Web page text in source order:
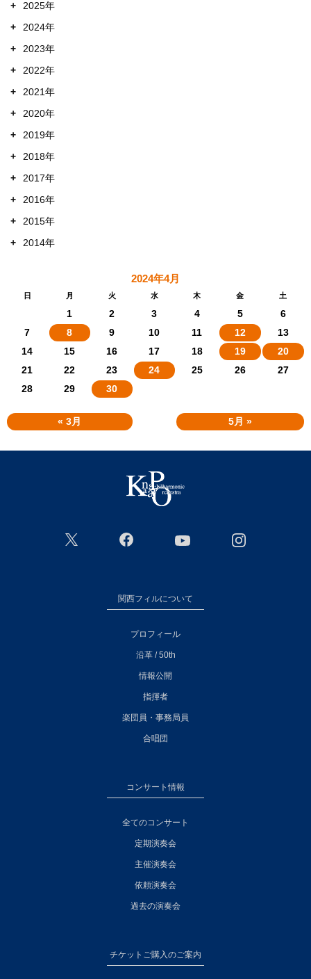
+
2025年
+
2024年
+
2023年
+
2022年
+
2021年
+
2020年
+
2019年
+
2018年
+
2017年
+
2016年
+
2015年
+
2014年
2024年4月
日 月 火 水 木 金 土
« 3月 5月 »
1 2 3 4 5
6
7
8 9 10 11 12
13
14
15 16 17 18 19
20
21
22 23 24 25 26
27
28
29 30
関西フィルについて
プロフィール
沿革 / 50th
情報公開
指揮者
楽団員・事務局員
合唱団
コンサート情報
全てのコンサート
定期演奏会
主催演奏会
依頼演奏会
過去の演奏会
チケットご購入のご案内